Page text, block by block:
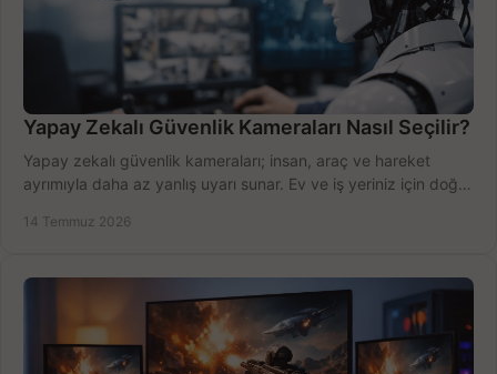
Yapay Zekalı Güvenlik Kameraları Nasıl Seçilir?
Yapay zekalı güvenlik kameraları; insan, araç ve hareket
ayrımıyla daha az yanlış uyarı sunar. Ev ve iş yeriniz için doğru
14 Temmuz 2026